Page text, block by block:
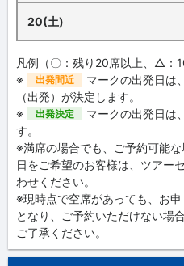
20(土)
凡例（〇：残り20席以上、△：
※
出発間近
マークの出発日は
（出発）が決定します。
※
出発決定
マークの出発日は
す。
※満席の場合でも、ご予約可能
日をご希望のお客様は、ツアー
わせください。
※現時点で空席があっても、お
となり、ご予約いただけない場
ご了承ください。